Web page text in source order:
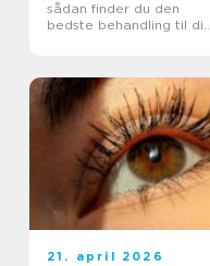
sådan finder du den
bedste behandling til din
21. april 2026